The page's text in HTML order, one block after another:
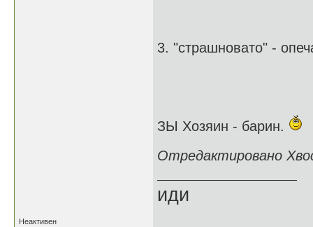
3. "страшновато" -
ЗЫ Хозяин - барин.
Отредактировано
иди
Неактивен